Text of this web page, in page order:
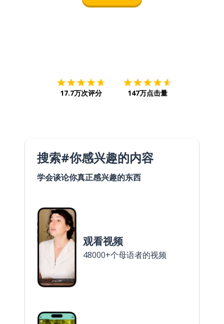
17.7万次评分 147万点击量
搜索#你感兴趣的内容
学会谈论你真正感兴趣的东西
观看视频
48000+个母语者的视频